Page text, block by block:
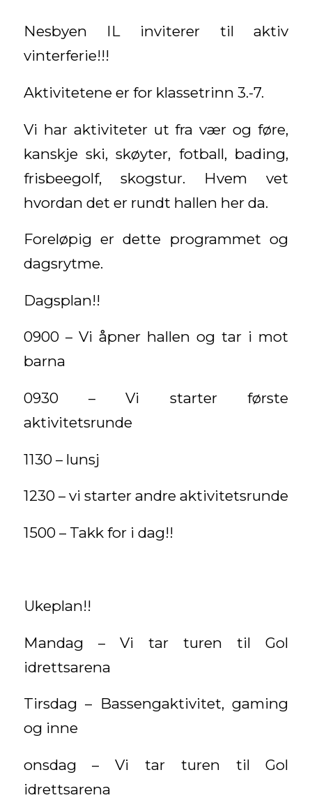
Nesbyen IL inviterer til aktiv
vinterferie!!!
Aktivitetene er for klassetrinn 3.-7.
Vi har aktiviteter ut fra vær og føre,
kanskje ski, skøyter, fotball, bading,
frisbeegolf, skogstur. Hvem vet
hvordan det er rundt hallen her da.
Foreløpig er dette programmet og
dagsrytme.
Dagsplan!!
0900 – Vi åpner hallen og tar i mot
barna
0930 – Vi starter første
aktivitetsrunde
1130 – lunsj
1230 – vi starter andre aktivitetsrunde
1500 – Takk for i dag!!
Ukeplan!!
Mandag – Vi tar turen til Gol
idrettsarena
Tirsdag – Bassengaktivitet, gaming
og inne
onsdag – Vi tar turen til Gol
idrettsarena